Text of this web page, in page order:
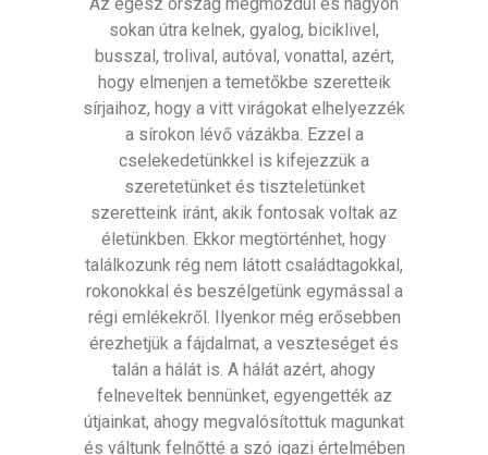
sokan útra kelnek, gyalog, biciklivel,
busszal, trolival, autóval, vonattal, azért,
hogy elmenjen a temetőkbe szeretteik
sírjaihoz, hogy a vitt virágokat elhelyezzék
a sírokon lévő vázákba. Ezzel a
cselekedetünkkel is kifejezzük a
szeretetünket és tiszteletünket
szeretteink iránt, akik fontosak voltak az
életünkben. Ekkor megtörténhet, hogy
találkozunk rég nem látott családtagokkal,
rokonokkal és beszélgetünk egymással a
régi emlékekről. Ilyenkor még erősebben
érezhetjük a fájdalmat, a veszteséget és
talán a hálát is. A hálát azért, ahogy
felneveltek bennünket, egyengették az
útjainkat, ahogy megvalósítottuk magunkat
és váltunk felnőtté a szó igazi értelmében